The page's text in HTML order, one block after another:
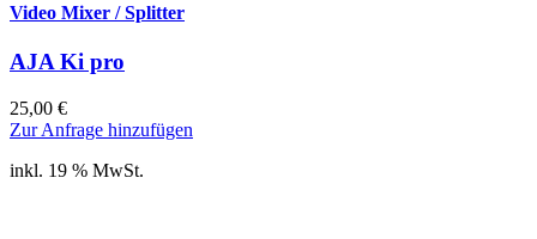
Video Mixer / Splitter
AJA Ki pro
25,00 €
Zur Anfrage hinzufügen
inkl. 19 % MwSt.